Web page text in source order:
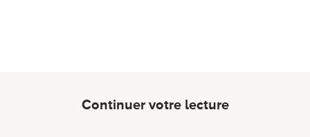
Continuer votre lecture